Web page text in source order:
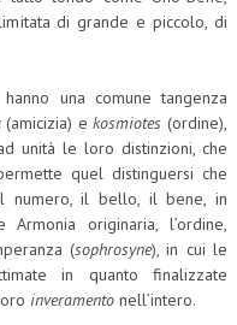
di grande e piccolo, di
una comune tangenza
(amicizia) ekosmiotes (ordine),
unità le loro distinzioni, che
quel distinguersi che
numero, il bello, il bene, in
Armonia originaria, l’ordine,
(sophrosyne), in cui le
in quanto finalizzate
inveramento nell’intero.